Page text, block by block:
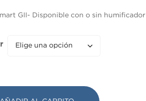
GII- Disponible con o sin humificador